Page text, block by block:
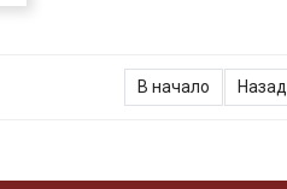
В начало Назад